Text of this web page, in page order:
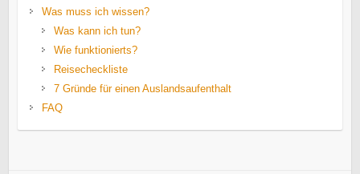
Was muss ich wissen?
Was kann ich tun?
Wie funktionierts?
Reisecheckliste
7 Gründe für einen Auslandsaufenthalt
FAQ